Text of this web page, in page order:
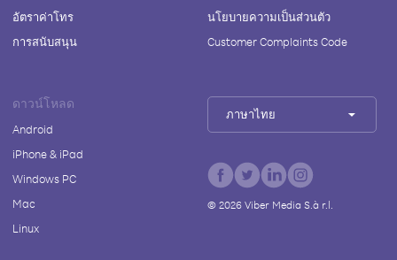
อัตราค่าโทร
การสนับสนุน
นโยบายความเป็นส่วนตัว
Customer Complaints Code
ดาวน์โหลด
Android
iPhone & iPad
Windows PC
Mac
Linux
ภาษาไทย
© 2026Viber Media S.à r.l.